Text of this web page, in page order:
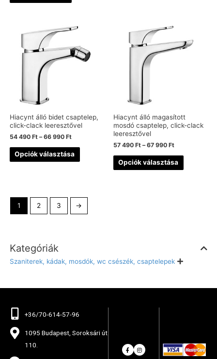
Kategóriák
Szaniterek, kádak, mosdók, wc csészék, csaptelepek
Hiacynt álló bidet csaptelep,
click-clack leeresztővel
54 490 Ft –66 990 Ft
Opciók választása
Hiacynt álló magasított
mosdó csaptelep, click-clack
leeresztővel
57 490 Ft –67 990 Ft
Opciók választása
1 2 3 →
+36/70-614-57-96
1095 Budapest, Soroksári út
110.